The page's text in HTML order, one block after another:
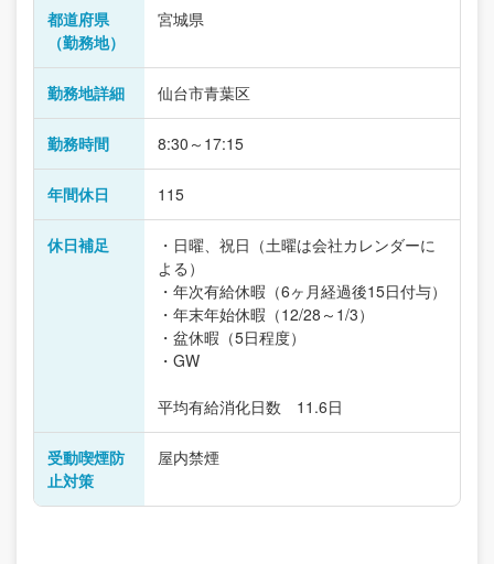
都道府県
（勤務地）
宮城県
勤務地詳細 仙台市青葉区
勤務時間 8:30～17:15
年間休日 115
休日補足
・日曜、祝日（土曜は会社カレンダーに
よる）
・年次有給休暇（6ヶ月経過後15日付与）
・年末年始休暇（12/28～1/3）
・盆休暇（5日程度）
・GW
平均有給消化日数 11.6日
受動喫煙防
止対策
屋内禁煙